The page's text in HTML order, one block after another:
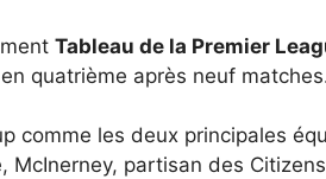
Tableau de la Premier
quatrième après neuf
comme les deux principales
partisan des